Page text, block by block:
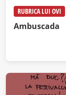
RUBRICA LUI OVI
Ambuscada